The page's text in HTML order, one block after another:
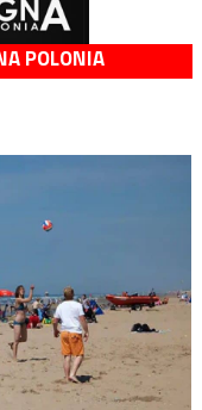
POLONIA